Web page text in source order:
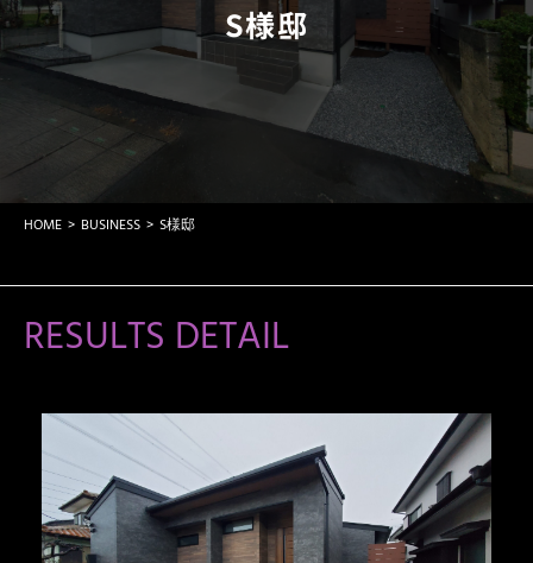
S様邸
HOME BUSINESS S様邸
RESULTS DETAIL